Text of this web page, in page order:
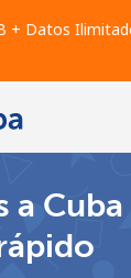
+ Datos
cuenta?
a